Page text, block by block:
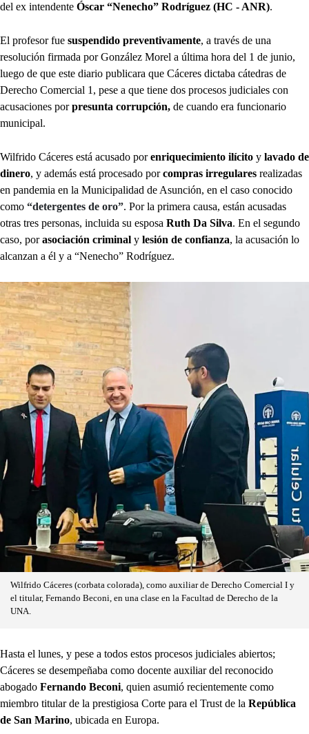
del ex intendente Óscar “Nenecho” Rodríguez (HC - ANR).
El profesor fue suspendido preventivamente, a través de una
resolución firmada por González Morel a última hora del 1 de junio,
luego de que este diario publicara que Cáceres dictaba cátedras de
Derecho Comercial 1, pese a que tiene dos procesos judiciales con
acusaciones porpresunta corrupción, de cuando era funcionario
municipal.
Wilfrido Cáceres está acusado porenriquecimiento ilícito y lavado de
dinero, y además está procesado porcompras irregulares realizadas
en pandemia en la Municipalidad de Asunción, en el caso conocido
como “detergentes de oro”. Por la primera causa, están acusadas
otras tres personas, incluida su esposa Ruth Da Silva. En el segundo
caso, porasociación criminal y lesión de confianza, la acusación lo
alcanzan a él y a “Nenecho” Rodríguez.
Wilfrido Cáceres (corbata colorada), como auxiliar de Derecho Comercial I y
el titular, Fernando Beconi, en una clase en la Facultad de Derecho de la
UNA.
Hasta el lunes, y pese a todos estos procesos judiciales abiertos;
Cáceres se desempeñaba como docente auxiliar del reconocido
abogado Fernando Beconi, quien asumió recientemente como
miembro titular de la prestigiosa Corte para el Trust de la República
de San Marino, ubicada en Europa.